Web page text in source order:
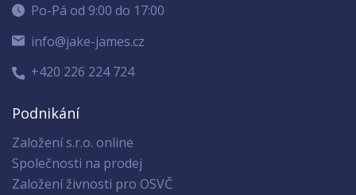
Po-Pá od 9:00 do 17:00
info@jake-james.cz
+420 226 224 724
Podnikání
Založení s.r.o. online
Společnosti na prodej
Založení živnosti pro OSVČ